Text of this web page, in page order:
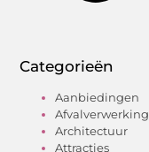
Categorieën
Aanbiedingen
Afvalverwerking
Architectuur
Attracties